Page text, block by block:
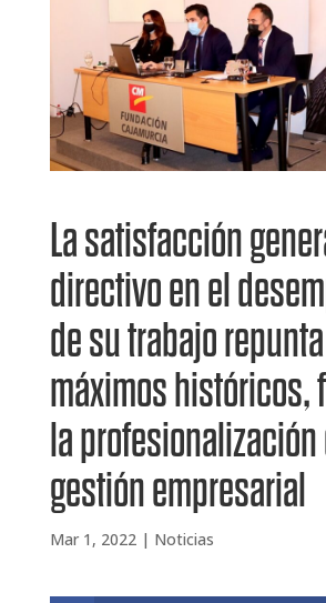
La satisfacción
directivo en el
de su trabajo
máximos históricos,
la profesionalización
gestión empresarial
Mar 1, 2022| Noticias